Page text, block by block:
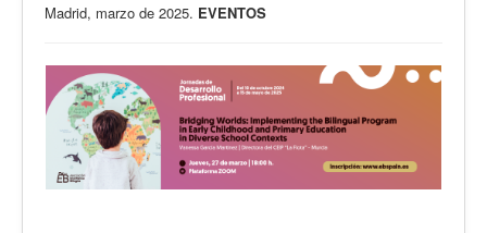
Madrid, marzo de 2025. EVENTOS